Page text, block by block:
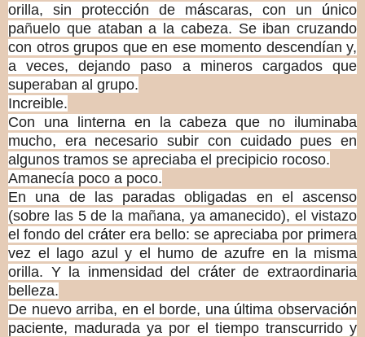
orilla, sin protección de máscaras, con un único
pañuelo que ataban a la cabeza. Se iban cruzando
con otros grupos que en ese momento descendían y,
a veces, dejando paso a mineros cargados que
superaban al grupo.
Increible.
Con una linterna en la cabeza que no iluminaba
mucho, era necesario subir con cuidado pues en
algunos tramos se apreciaba el precipicio rocoso.
Amanecía poco a poco.
En una de las paradas obligadas en el ascenso
(sobre las 5 de la mañana, ya amanecido), el vistazo
el fondo del cráter era bello: se apreciaba por primera
vez el lago azul y el humo de azufre en la misma
orilla. Y la inmensidad del cráter de extraordinaria
belleza.
De nuevo arriba, en el borde, una última observación
paciente, madurada ya por el tiempo transcurrido y